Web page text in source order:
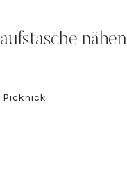
nähen